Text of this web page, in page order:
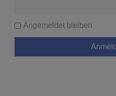
Angemeldet bleiben